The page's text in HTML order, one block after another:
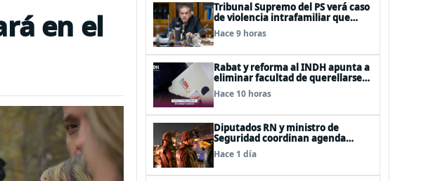
en el
Tribunal Supremo del PS verá caso
de violencia intrafamiliar que
afecta al senador Fidel Espinoza
Hace 9 horas
Rabat y reforma al INDH apunta a
eliminar facultad de querellarse
para hacerlo “consultivo”
Hace 10 horas
Diputados RN y ministro de
Seguridad coordinan agenda
legislativa y fast track de
proyectos
Hace 1 día